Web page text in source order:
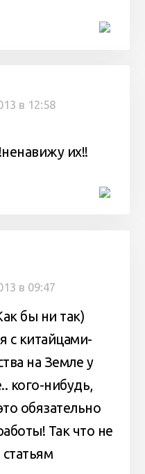
в 12:58
их!!
в 09:47
бы ни так)
с китайцами-
на Земле у
кого-нибудь,
обязательно
Так что не